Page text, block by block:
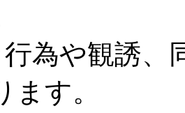
為や観誘、
す。